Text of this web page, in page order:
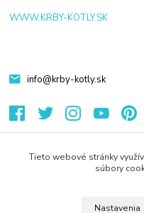
WWW.KRBY-KOTLY.SK
info@krby-kotly.sk
Tieto webové stránky
súbory
Nastavenia